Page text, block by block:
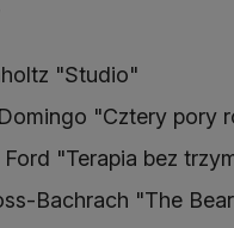
"Studio"
"Cztery pory
Ford "Terapia bez
Bachrach "The